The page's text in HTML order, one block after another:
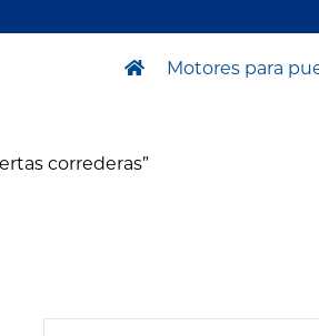
Motores para
correderas”